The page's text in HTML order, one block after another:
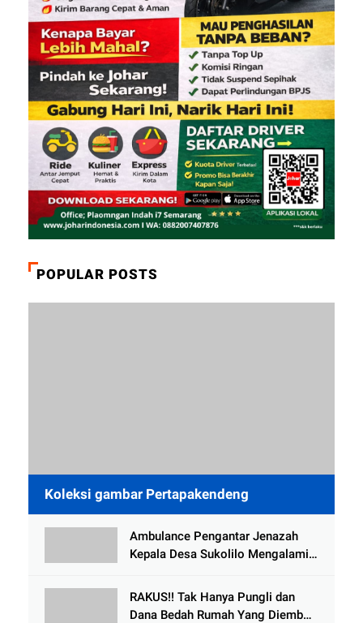
POPULAR POSTS
Koleksi gambar Pertapakendeng
Ambulance Pengantar Jenazah
Kepala Desa Sukolilo Mengalami
Meninggal Dunia
RAKUS!! Tak Hanya Pungli dan
Dana Bedah Rumah Yang Diembat,